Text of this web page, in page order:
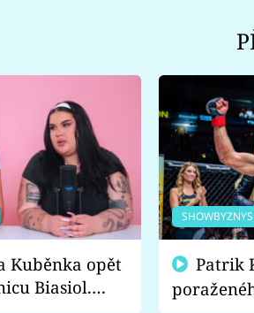
Kuběnka opět
Biasiol.
SHOWBYZNYS